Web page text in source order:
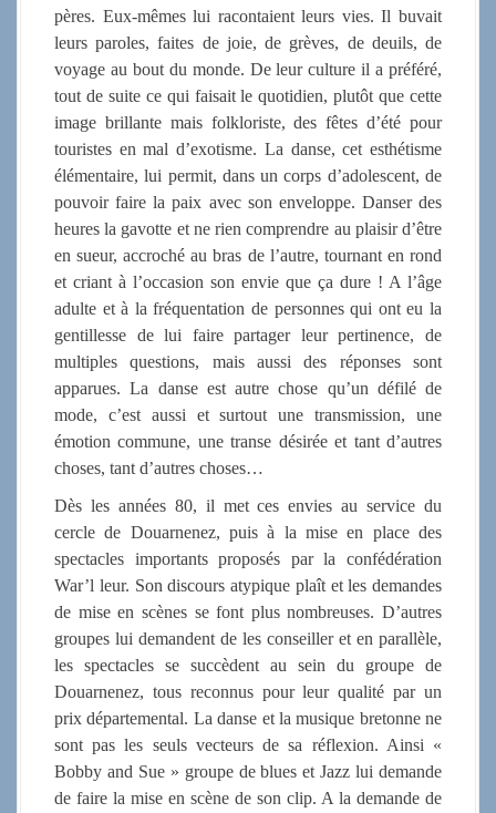
pères. Eux-mêmes lui racontaient leurs vies. Il buvait
leurs paroles, faites de joie, de grèves, de deuils, de
voyage au bout du monde. De leur culture il a préféré,
tout de suite ce qui faisait le quotidien, plutôt que cette
image brillante mais folkloriste, des fêtes d’été pour
touristes en mal d’exotisme. La danse, cet esthétisme
élémentaire, lui permit, dans un corps d’adolescent, de
pouvoir faire la paix avec son enveloppe. Danser des
heures la gavotte et ne rien comprendre au plaisir d’être
en sueur, accroché au bras de l’autre, tournant en rond
et criant à l’occasion son envie que ça dure ! A l’âge
adulte et à la fréquentation de personnes qui ont eu la
gentillesse de lui faire partager leur pertinence, de
multiples questions, mais aussi des réponses sont
apparues. La danse est autre chose qu’un défilé de
mode, c’est aussi et surtout une transmission, une
émotion commune, une transe désirée et tant d’autres
choses, tant d’autres choses…
Dès les années 80, il met ces envies au service du
cercle de Douarnenez, puis à la mise en place des
spectacles importants proposés par la confédération
War’l leur. Son discours atypique plaît et les demandes
de mise en scènes se font plus nombreuses. D’autres
groupes lui demandent de les conseiller et en parallèle,
les spectacles se succèdent au sein du groupe de
Douarnenez, tous reconnus pour leur qualité par un
prix départemental. La danse et la musique bretonne ne
sont pas les seuls vecteurs de sa réflexion. Ainsi «
Bobby and Sue » groupe de blues et Jazz lui demande
de faire la mise en scène de son clip. A la demande de